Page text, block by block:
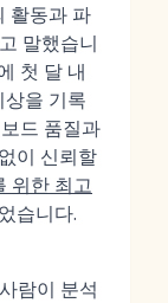
활동과 파
말했습니
첫 달 내
을 기록
드 품질과
이 신뢰할
위한 최고
습니다.
람이 분석